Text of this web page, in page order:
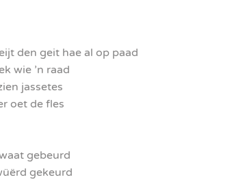
den geit hae al op paad
wie ’n raad
jassetes
oet de fles
gebeurd
gekeurd